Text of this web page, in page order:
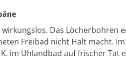
Das Löcherbohren
Freibad nicht Halt macht.
im Uhlandbad auf frischer Tat